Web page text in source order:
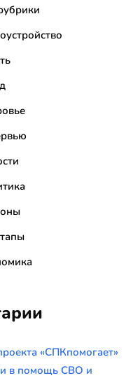
«СПКпомогает»
в помощь СВО и